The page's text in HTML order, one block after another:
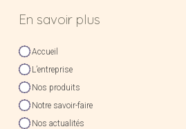
En savoir plus
Accueil
L’entreprise
Nos produits
Notre savoir-faire
Nos actualités